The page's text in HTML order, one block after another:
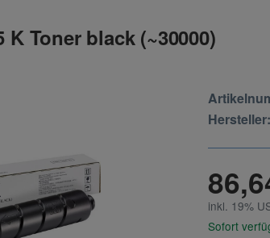
Toner black (~30000)
Hersteller:
inkl. 19%
Sofort